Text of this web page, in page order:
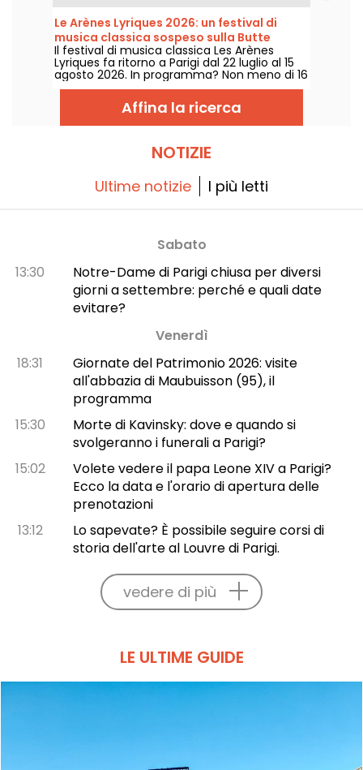
musicale unica che celebra la speranza,
l'unità e la resilienza attraverso i canti
autentici della Chiesa afroamericana.
Le Arènes Lyriques 2026: un festival di
musica classica sospeso sulla Butte
Montmartre
Il festival di musica classica Les Arènes
Lyriques fa ritorno a Parigi dal 22 luglio al 15
agosto 2026. In programma? Non meno di 16
concerti organizzati nelle Arènes di
Montmartre, una cornice idilliaca per
ascoltare i grandi classici.
Affina la ricerca
NOTIZIE
Ultime notizie I più letti
Sabato
13:30
Notre-Dame di Parigi chiusa per diversi
giorni a settembre: perché e quali date
evitare?
Venerdì
18:31
Giornate del Patrimonio 2026: visite
all'abbazia di Maubuisson (95), il
programma
15:30
Morte di Kavinsky: dove e quando si
svolgeranno i funerali a Parigi?
15:02
Volete vedere il papa Leone XIV a Parigi?
Ecco la data e l'orario di apertura delle
prenotazioni
13:12
Lo sapevate? È possibile seguire corsi di
storia dell'arte al Louvre di Parigi.
vedere di più
LE ULTIME GUIDE